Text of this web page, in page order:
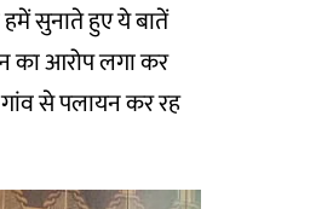
हमें सुनाते हुए ये बातें
का आरोप लगा कर
से पलायन कर रह